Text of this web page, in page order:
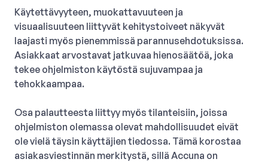
Käytettävyyteen, muokattavuuteen ja
visuaalisuuteen liittyvät kehitystoiveet näkyvät
laajasti myös pienemmissä parannusehdotuksissa.
Asiakkaat arvostavat jatkuvaa hienosäätöä, joka
tekee ohjelmiston käytöstä sujuvampaa ja
tehokkaampaa.
Osa palautteesta liittyy myös tilanteisiin, joissa
ohjelmiston olemassa olevat mahdollisuudet eivät
ole vielä täysin käyttäjien tiedossa. Tämä korostaa
asiakasviestinnän merkitystä, sillä Accuna on